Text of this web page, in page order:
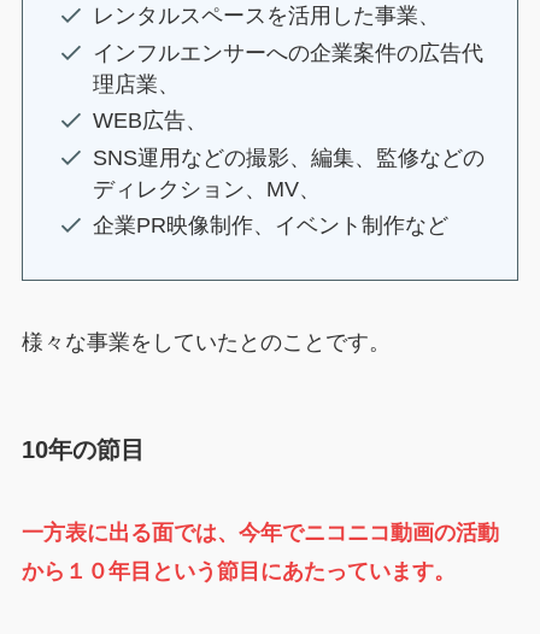
レンタルスペースを活用した事業、
インフルエンサーへの企業案件の広告代
理店業、
WEB広告、
SNS運用などの撮影、編集、監修などの
ディレクション、MV、
企業PR映像制作、イベント制作など
様々な事業をしていたとのことです。
10年の節目
一方表に出る面では、今年でニコニコ動画の活動
から１０年目という節目にあたっています。